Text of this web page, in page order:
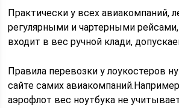
Практически у всех авиакомпаний,
регулярными и чартерными
входит в вес ручной клади,
Правила перевозки у лоукостеров
сайте самих
аэрофлот вес ноутбука не